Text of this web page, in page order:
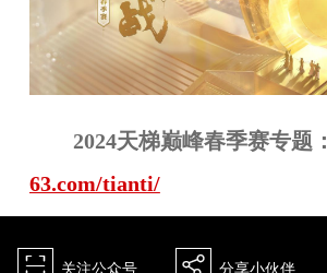
2024天梯巅峰春季赛专题：
63.com/tianti/
򰀁 关注公众号 򰀂 分享小伙伴